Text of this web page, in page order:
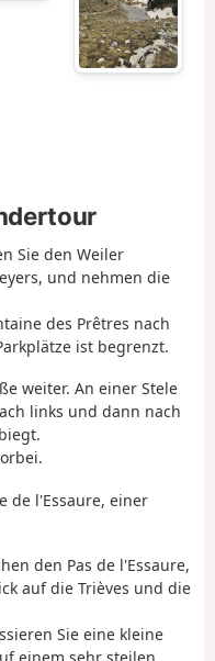
Sie den Weiler
und nehmen die
des Prêtres nach
ist begrenzt.
weiter. An einer Stele
links und dann nach
de l'Essaure, einer
den Pas de l'Essaure,
auf die Trièves und die
Sie eine kleine